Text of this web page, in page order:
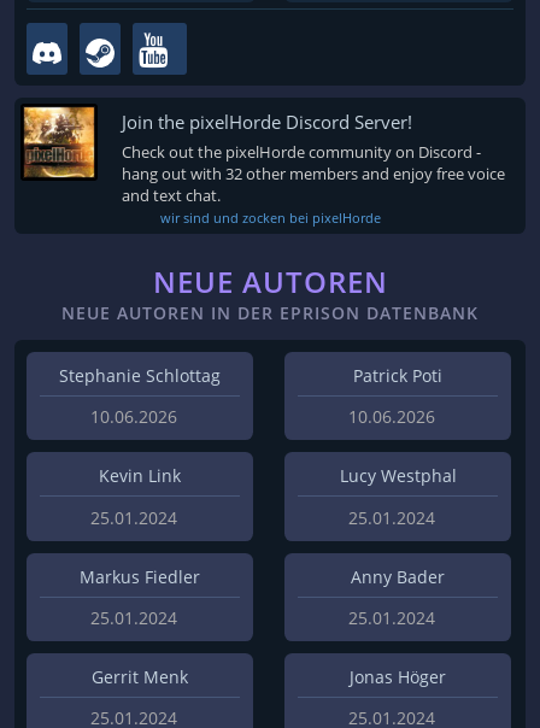
Join the pixelHorde Discord Server!
Check out the pixelHorde community on Discord -
hang out with 32 other members and enjoy free voice
and text chat.
wir sind und zocken bei pixelHorde
NEUE AUTOREN
NEUE AUTOREN IN DER EPRISON DATENBANK
Stephanie Schlottag
10.06.2026
Patrick Poti
10.06.2026
Kevin Link
25.01.2024
Lucy Westphal
25.01.2024
Markus Fiedler
25.01.2024
Anny Bader
25.01.2024
Gerrit Menk
25.01.2024
Jonas Höger
25.01.2024